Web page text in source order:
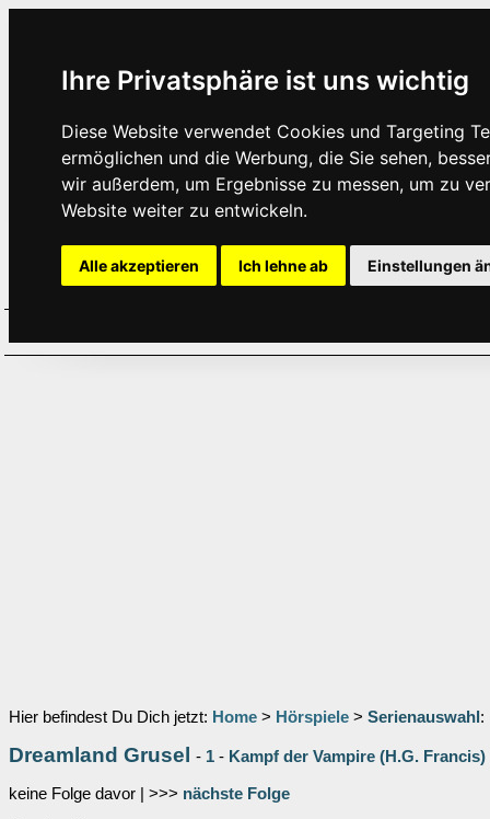
Ihre Privatsphäre ist uns wichtig
Diese Website verwendet Cookies und Targeting
ermöglichen und die Werbung, die Sie sehen,
wir außerdem, um Ergebnisse zu messen, um zu
Website weiter zu entwickeln.
Alle akzeptieren Ich lehne ab Einstellungen
Hier befindest Du Dich jetzt: Home > Hörspiele > Serienauswahl :
Dreamland Grusel - 1 - Kampf der Vampire (H.G. Francis)
keine Folge davor | >>> nächste Folge